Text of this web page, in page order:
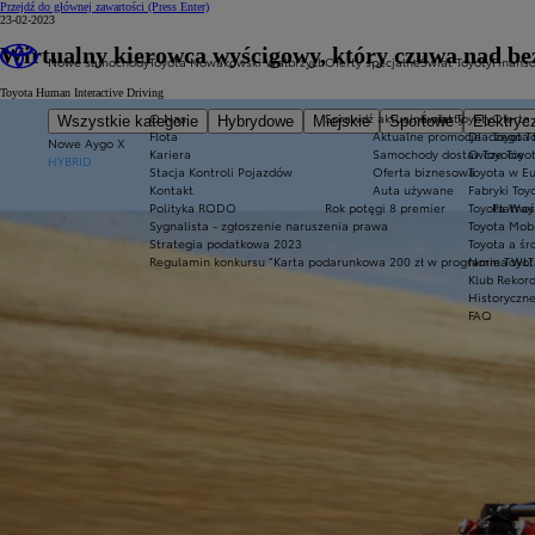
Przejdź do głównej zawartości (Press Enter)
Nowe samochody
Wszystkie kategorie Hybrydowe Miejskie Sportowe
Nowe Aygo X
HYBRID
Toyota Nowakowski Wałbrzych
O Nas
Flota
Kariera
Stacja Kontroli Pojazdów
Kontakt
Polityka RODO
Sygnalista - zgłoszenie naruszenia prawa
Strategia podatkowa 2023
Regulamin konkursu "Karta podarunkowa 200 zł w programie
Oferty specjalne
Sprawdź aktualne oferty
Aktualne promocje
Samochody dostawcze
Oferta biznesowa
Auta używane
Rok potęgi 8 premier
Świat Toyoty
Świat Toyoty
Dlaczego
O Toyocie
Toyota w
Fabryki
Toyota Way
Toyota
Toyota a
Norma
Klub
FAQ
Oferta
Toyota
23-02-2023
Wirtualny kierowca wyścigowy, który czuwa nad
Toyota Human Interactive Driving